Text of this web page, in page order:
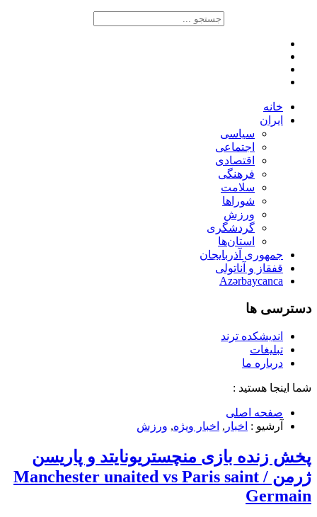
خانه
ایران
سیاسی
اجتماعی
اقتصادی
فرهنگی
سلامت
شوراها
ورزش
گردشگری
استان‌ها
جمهوری آذربایجان
قفقاز و آناتولی
Azərbaycanca
دسترسی ها
اندیشکده ترند
تبلیغات
درباره ما
شما اینجا هستید :
صفحه اصلی
آرشیو : اخبار , اخبار ویژه, ورزش
پخش زنده بازی منچستریونایتد و پاریسن
ژرمن / Manchester unaited vs Paris saint
Germain